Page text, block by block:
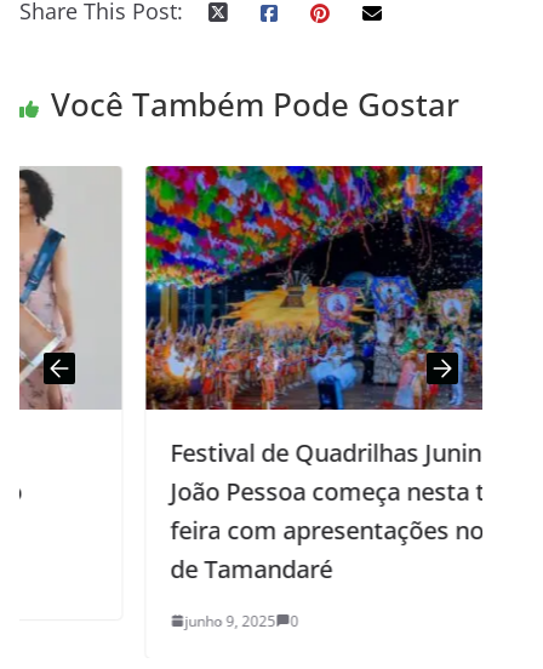
Share This Post:
Você Também Pode Gostar
Festival de Quadrilhas Juninas de
João Pessoa começa nesta terça-
feira com apresentações no Busto
de Tamandaré
junho 9, 2025 0